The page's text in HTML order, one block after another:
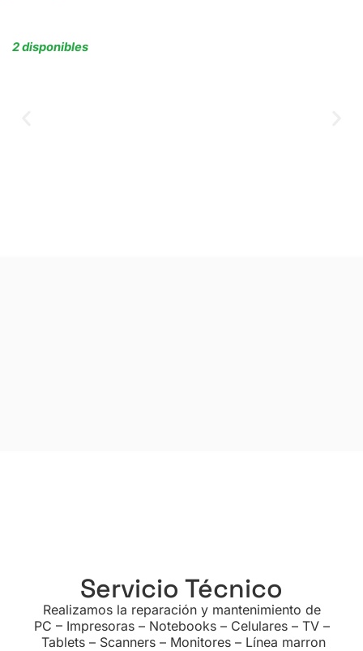
2 disponibles
Servicio Técnico
Realizamos la reparación y mantenimiento de
PC – Impresoras – Notebooks – Celulares – TV –
Tablets – Scanners – Monitores – Línea marron